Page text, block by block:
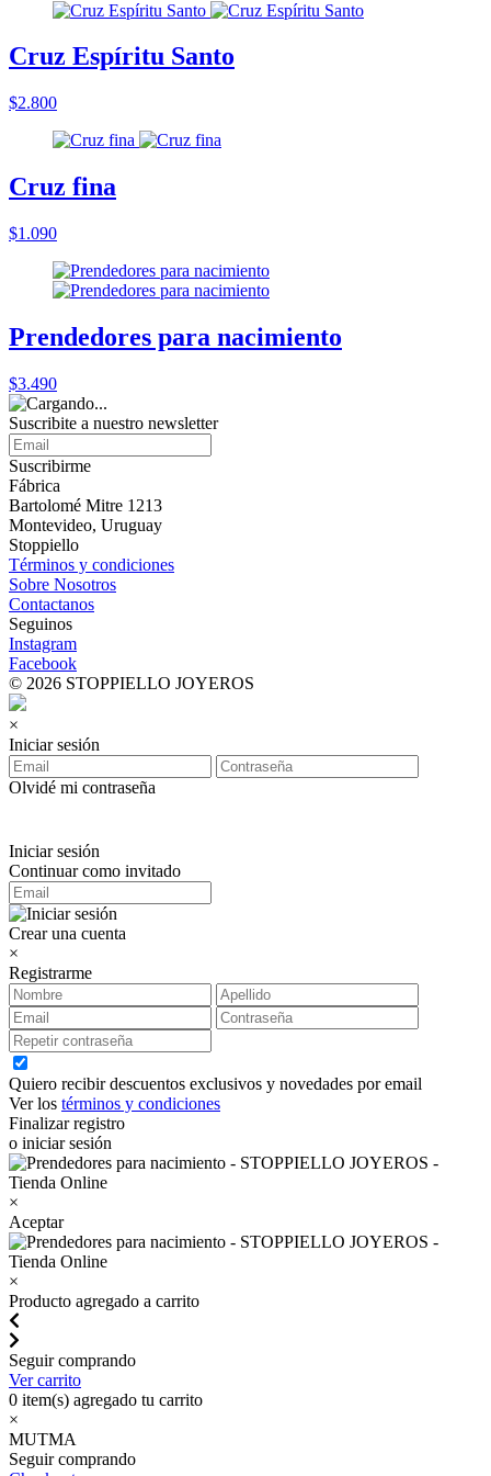
Cruz Espíritu Santo
$2.800
Cruz fina
$1.090
Prendedores para nacimiento
$3.490
Suscribite a nuestro newsletter
Suscribirme
Fábrica
Bartolomé Mitre 1213
Montevideo, Uruguay
Stoppiello
Términos y condiciones
Sobre Nosotros
Contactanos
Seguinos
Instagram
Facebook
© 2026 STOPPIELLO JOYEROS
×
Iniciar sesión
Olvidé mi contraseña
Iniciar sesión
Continuar como invitado
Crear una cuenta
×
Registrarme
Quiero recibir descuentos exclusivos y novedades por email
Ver los términos y condiciones
Finalizar registro
o iniciar sesión
×
Aceptar
×
Producto agregado a carrito
Seguir comprando
Ver carrito
0 item(s) agregado tu carrito
×
MUTMA
Seguir comprando